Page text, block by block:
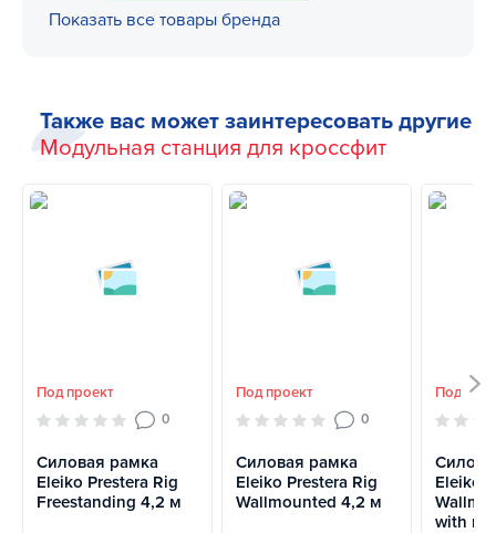
Показать все товары бренда
Также вас может заинтересовать другие
Модульная станция для кроссфит
Под проект
0
Силовая рамка
Eleiko Prestera Rig
Freestanding 4,2 м
Под проект
0
Силовая рамка
Eleiko Prestera Rig
Wallmounted 4,2 м
Под
Eleiko
with